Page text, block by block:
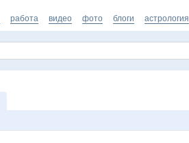
работа видео фото блоги астрология